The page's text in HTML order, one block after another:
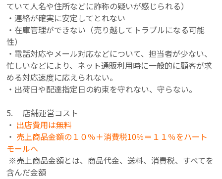
ていて人名や住所などに詐称の疑いが感じられる）
・連絡が確実に安定してとれない
・在庫管理ができない（売り越してトラブルになる可能
性）
・電話対応やメール対応などについて、担当者が少ない、
忙しいなどにより、ネット通販利用時に一般的に顧客が求
める対応速度に応えられない。
・出荷日や配達指定日の約束を守れない、守らない。
5. 店舗運営コスト
・ 出店費用は無料
・ 売上商品金額の１０％＋消費税10％＝１１％をハート
モールへ
※売上商品金額とは、商品代金、送料、消費税、すべてを
含んだ金額